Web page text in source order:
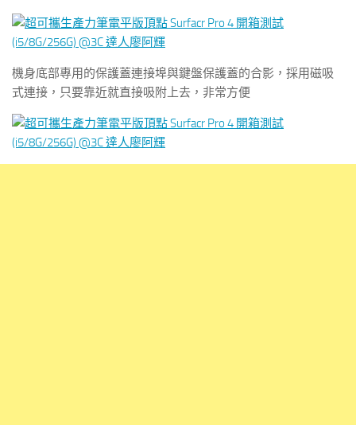
機身底部專用的保護蓋連接埠與鍵盤保護蓋的合影，採用磁吸
式連接，只要靠近就直接吸附上去，非常方便